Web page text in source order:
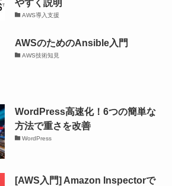
やすく説明
AWS導入支援
AWSのためのAnsible入門
AWS技術知見
WordPress高速化！6つの簡単な
方法で重さを改善
WordPress
[AWS入門] Amazon Inspectorで